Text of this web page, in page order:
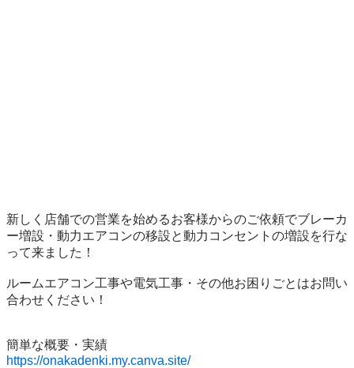
新しく店舗での営業を始めるお客様からのご依頼でブレーカ
ー増設・動力エアコンの移設と動力コンセントの増設を行な
って来ました！
ルームエアコン工事や電気工事・その他お困りごとはお問い
合わせください！
https://onakadenki.my.canva.site/